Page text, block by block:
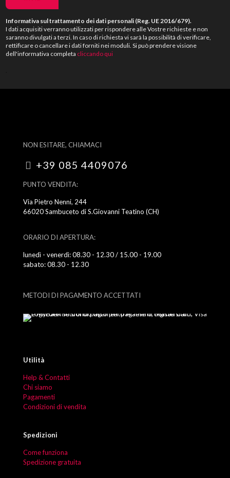
Informativa sul trattamento dei dati personali (Reg. UE 2016/679).
I dati acquisiti verranno utilizzati per rispondere alle Vostre richieste e non
saranno divulgati a terzi. In caso di richiesta vi sarà la possibilità di verificare,
rettificare o cancellare i dati forniti nei moduli. Si può prendere visione
dell'informativa completa cliccando qui
NON ESITARE, CHIAMACI
+39 085 4409076
PUNTO VENDITA:
Via Pietro Nenni, 244
66020 Sambuceto di S.Giovanni Teatino (CH)
ORARIO DI APERTURA:
lunedì - venerdì: 08.30 - 12.30 / 15.00 - 19.00
sabato: 08.30 - 12.30
METODI DI PAGAMENTO ACCETTATI
Utilità
Help & Contatti
Chi siamo
Pagamenti
Condizioni di vendita
Spedizioni
Come funziona
Spedizione gratuita